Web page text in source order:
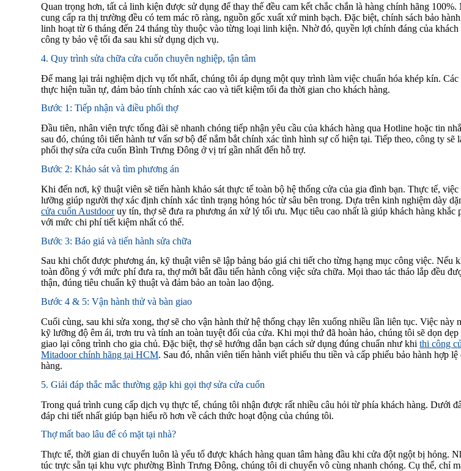
Quan trọng hơn, tất cả linh kiện được sử dụng để thay thế đều cam kết chắc chắn là hàng chính hãng 100%.
cung cấp ra thị trường đều có tem mác rõ ràng, nguồn gốc xuất xứ minh bạch. Đặc biệt, chính sách bảo
linh hoạt từ 6 tháng đến 24 tháng tùy thuộc vào từng loại linh kiện. Nhờ đó, quyền lợi chính đáng của
công ty bảo vệ tối đa sau khi sử dụng dịch vụ.
4. Quy trình sửa chữa cửa cuốn chuyên nghiệp, tận tâm
Để mang lại trải nghiệm dịch vụ tốt nhất, chúng tôi áp dụng một quy trình làm việc chuẩn hóa khép kín.
thực hiện tuần tự, đảm bảo tính chính xác cao và tiết kiệm tối đa thời gian cho khách hàng.
Bước 1: Tiếp nhận và điều phối thợ
Đầu tiên, nhân viên trực tổng đài sẽ nhanh chóng tiếp nhận yêu cầu của khách hàng qua Hotline hoặc tin
sau đó, chúng tôi tiến hành tư vấn sơ bộ để nắm bắt chính xác tình hình sự cố hiện tại. Tiếp theo, công ty sẽ
phối thợ sửa cửa cuốn Bình Trưng Đông ở vị trí gần nhất đến hỗ trợ.
Bước 2: Khảo sát và tìm phương án
Khi đến nơi, kỹ thuật viên sẽ tiến hành khảo sát thực tế toàn bộ hệ thống cửa của gia đình bạn. Thực tế,
lưỡng giúp người thợ xác định chính xác tình trạng hỏng hóc từ sâu bên trong. Dựa trên kinh nghiệm dày
cửa cuốn Austdooruy tín, thợ sẽ đưa ra phương án xử lý tối ưu. Mục tiêu cao nhất là giúp khách hàng khắc
với mức chi phí tiết kiệm nhất có thể.
Bước 3: Báo giá và tiến hành sửa chữa
Sau khi chốt được phương án, kỹ thuật viên sẽ lập bảng báo giá chi tiết cho từng hạng mục công việc. Nếu
toàn đồng ý với mức phí đưa ra, thợ mới bắt đầu tiến hành công việc sửa chữa. Mọi thao tác tháo lắp đều
thận, đúng tiêu chuẩn kỹ thuật và đảm bảo an toàn lao động.
Bước 4 & 5: Vận hành thử và bàn giao
Cuối cùng, sau khi sửa xong, thợ sẽ cho vận hành thử hệ thống chạy lên xuống nhiều lần liên tục. Việc này
kỹ lưỡng độ êm ái, trơn tru và tính an toàn tuyệt đối của cửa. Khi mọi thứ đã hoàn hảo, chúng tôi sẽ dọn dẹp
giao lại công trình cho gia chủ. Đặc biệt, thợ sẽ hướng dẫn bạn cách sử dụng đúng chuẩn như khithi công
Mitadoor chính hãng tại HCM. Sau đó, nhân viên tiến hành viết phiếu thu tiền và cấp phiếu bảo hành hợp lệ
hàng.
5. Giải đáp thắc mắc thường gặp khi gọi thợ sửa cửa cuốn
Trong quá trình cung cấp dịch vụ thực tế, chúng tôi nhận được rất nhiều câu hỏi từ phía khách hàng. Dưới
đáp chi tiết nhất giúp bạn hiểu rõ hơn về cách thức hoạt động của chúng tôi.
Thợ mất bao lâu để có mặt tại nhà?
Thực tế, thời gian di chuyển luôn là yếu tố được khách hàng quan tâm hàng đầu khi cửa đột ngột bị hỏng.
túc trực sẵn tại khu vực phường Bình Trưng Đông, chúng tôi di chuyển vô cùng nhanh chóng. Cụ thể, chỉ